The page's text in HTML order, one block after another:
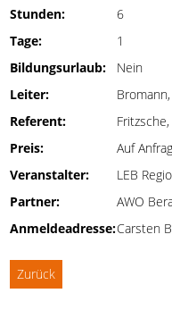
Stunden:
6
Tage:
1
Bildungsurlaub:
Nein
Leiter:
Referent:
Preis:
Auf
Veranstalter:
LEB
Partner:
AWO
Anmeldeadresse:Carsten
Zurück